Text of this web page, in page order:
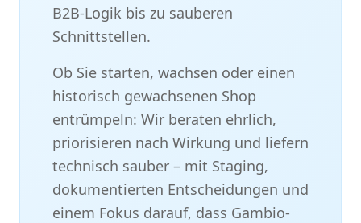
B2B-Logik bis zu sauberen
Schnittstellen.
Ob Sie starten, wachsen oder einen
historisch gewachsenen Shop
entrümpeln: Wir beraten ehrlich,
priorisieren nach Wirkung und liefern
technisch sauber – mit Staging,
dokumentierten Entscheidungen und
einem Fokus darauf, dass Gambio-